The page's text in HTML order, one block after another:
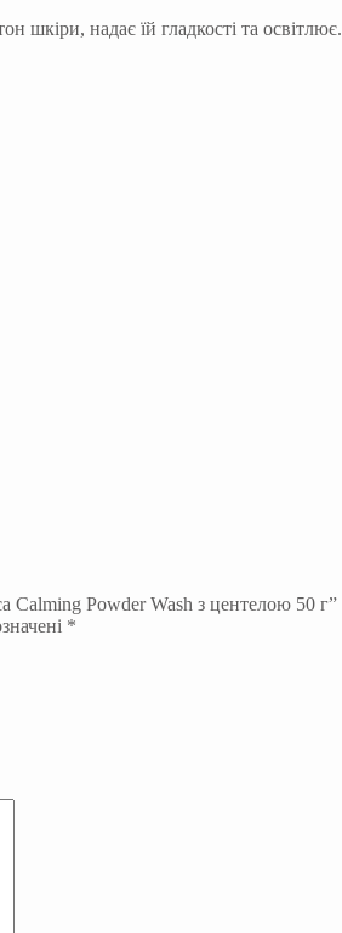
надає їй гладкості та освітлює.
Calming Powder Wash з центелою 50 г”
*